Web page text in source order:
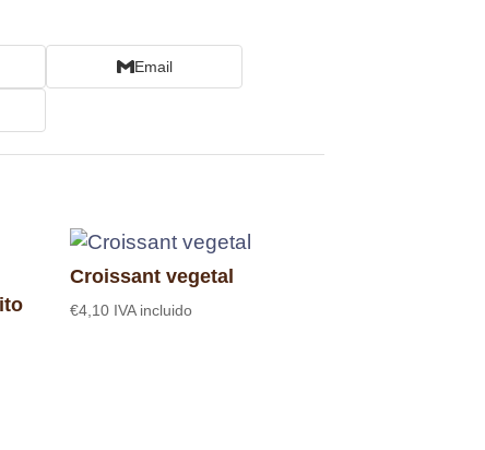
Email
Croissant vegetal
€4,10 IVA incluido